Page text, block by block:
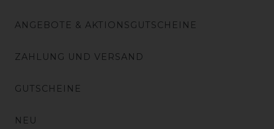
ANGEBOTE & AKTIONSGUTSCHEINE
ZAHLUNG UND VERSAND
GUTSCHEINE
NEU